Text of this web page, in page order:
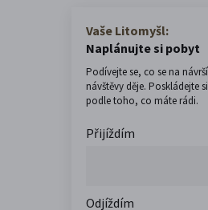
Vaše Litomyšl:
Naplánujte si pobyt
Podívejte se, co se na
návštěvy děje. Poskládejte
podle toho, co máte rádi.
Přijíždím
Odjíždím